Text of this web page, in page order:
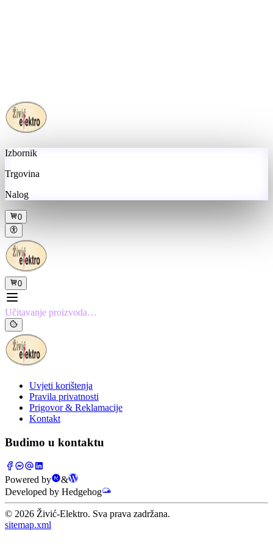
Izbornik
Trgovina
Nalog
0
0
Učitavanje proizvoda…
Uvjeti korištenja
Pravila privatnosti
Prigovor & Reklamacije
Kontakt
Budimo u kontaktu
Powered by
&
Developed by Hedgehog
© 2026 Živić-Elektro. Sva prava zadržana.
sitemap.xml